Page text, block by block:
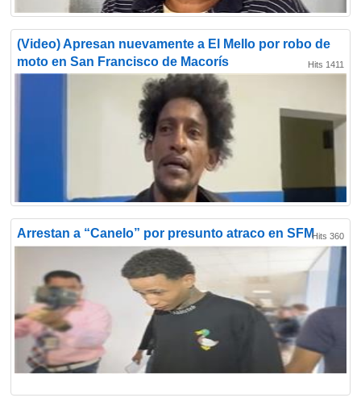
(Video) Apresan nuevamente a El Mello por robo de
moto en San Francisco de Macorís
Hits 1411
Arrestan a “Canelo” por presunto atraco en SFMHits 360